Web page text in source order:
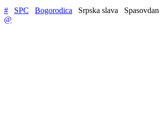
# SPC Bogorodica Srpska slava Spasovdan
@